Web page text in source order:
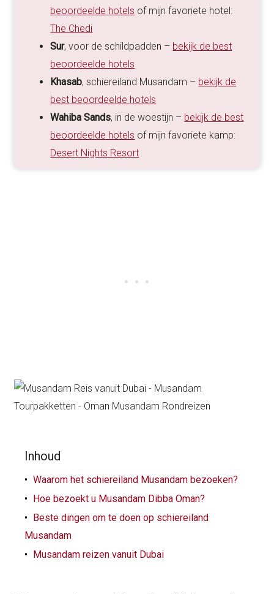
beoordeelde hotels of mijn favoriete hotel:
The Chedi
Sur, voor de schildpadden – bekijk de best
beoordeelde hotels
Khasab, schiereiland Musandam – bekijk de
best beoordeelde hotels
Wahiba Sands, in de woestijn – bekijk de best
beoordeelde hotels of mijn favoriete kamp:
Desert Nights Resort
Inhoud
Waarom het schiereiland Musandam bezoeken?
Hoe bezoekt u Musandam Dibba Oman?
Beste dingen om te doen op schiereiland
Musandam
Musandam reizen vanuit Dubai